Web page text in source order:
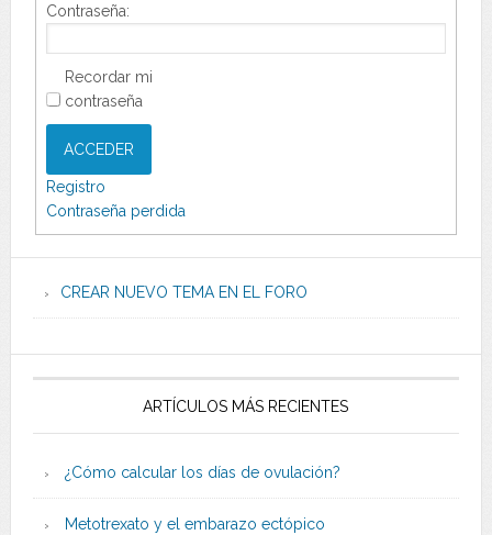
Contraseña:
Recordar mi
contraseña
ACCEDER
Registro
Contraseña perdida
CREAR NUEVO TEMA EN EL FORO
ARTÍCULOS MÁS RECIENTES
¿Cómo calcular los días de ovulación?
Metotrexato y el embarazo ectópico